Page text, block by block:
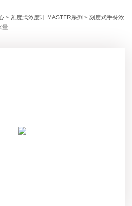
>刻度式浓度计 MASTER系列 >刻度式手持浓
量